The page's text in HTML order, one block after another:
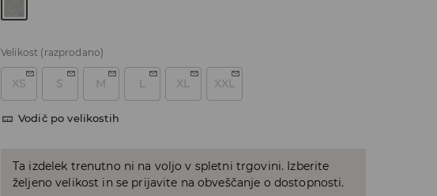
Velikost (razprodano)
XS S M L XL XXL
Vodič po velikostih
Ta izdelek trenutno ni na voljo v spletni trgovini. Izberite
željeno velikost in se prijavite na obveščanje o dostopnosti.